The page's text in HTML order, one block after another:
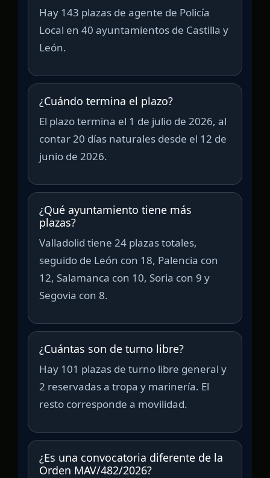
Hay 143 plazas de agente de Policía
Local en 40 ayuntamientos de Castilla y
León.
¿Cuándo termina el plazo?
El plazo termina el 1 de julio de 2026, al
contar 20 días naturales desde el 12 de
junio de 2026.
¿Qué ayuntamiento tiene más
plazas?
Valladolid tiene 24 plazas totales,
seguido de León con 18, Palencia con
12, Salamanca con 10, Soria con 9 y
Segovia con 8.
¿Cuántas son de turno libre?
Hay 101 plazas de turno libre general y
2 reservadas a tropa y marinería. El
resto corresponde a movilidad.
¿Es una convocatoria diferente de la
Orden MAV/482/2026?